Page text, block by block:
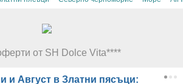
от SH Dolce Vita****
и Август в Златни пясъци: